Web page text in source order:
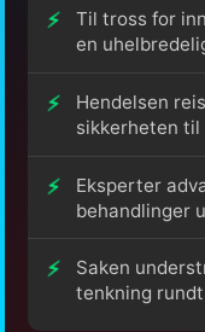
Til tross for
en
Hendelsen
sikkerheten
Eksperter
behandlinger
Saken
tenkning